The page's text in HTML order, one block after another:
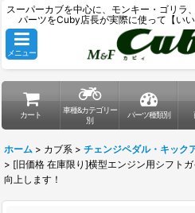
スーパーカブを中心に、モンキー・ゴリラ
パーツをCuby店長が実際に使って【い
メニュー
カート
車種&カテゴリー
別
パーツ種類別
ホーム > カブ系 > チェンジペダル・キック
> [旧価格 在庫限り]横型エンジン用シフト
向上します！